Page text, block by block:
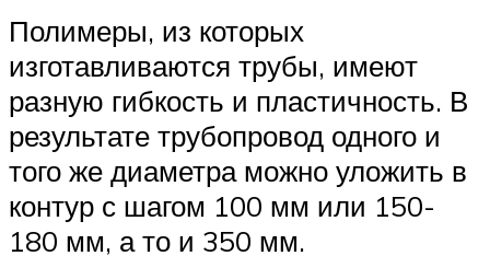
Полимеры, из которых
изготавливаются трубы, имеют
разную гибкость и пластичность. В
результате трубопровод одного и
того же диаметра можно уложить в
контур с шагом 100 мм или 150-
180 мм, а то и 350 мм.